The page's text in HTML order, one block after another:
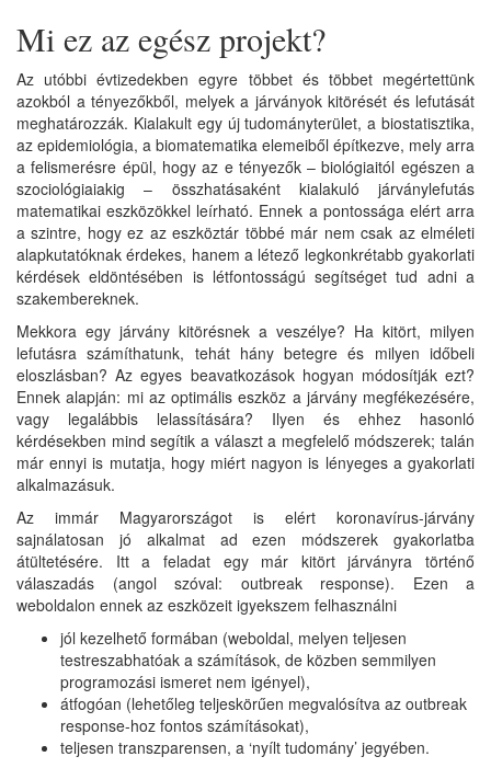
Mi ez az egész projekt?
Az utóbbi évtizedekben egyre többet és többet megértettünk
azokból a tényezőkből, melyek a járványok kitörését és lefutását
meghatározzák. Kialakult egy új tudományterület, a biostatisztika,
az epidemiológia, a biomatematika elemeiből építkezve, mely arra
a felismerésre épül, hogy az e tényezők – biológiaitól egészen a
szociológiaiakig – összhatásaként kialakuló járványlefutás
matematikai eszközökkel leírható. Ennek a pontossága elért arra
a szintre, hogy ez az eszköztár többé már nem csak az elméleti
alapkutatóknak érdekes, hanem a létező legkonkrétabb gyakorlati
kérdések eldöntésében is létfontosságú segítséget tud adni a
szakembereknek.
Mekkora egy járvány kitörésnek a veszélye? Ha kitört, milyen
lefutásra számíthatunk, tehát hány betegre és milyen időbeli
eloszlásban? Az egyes beavatkozások hogyan módosítják ezt?
Ennek alapján: mi az optimális eszköz a járvány megfékezésére,
vagy legalábbis lelassítására? Ilyen és ehhez hasonló
kérdésekben mind segítik a választ a megfelelő módszerek; talán
már ennyi is mutatja, hogy miért nagyon is lényeges a gyakorlati
alkalmazásuk.
Az immár Magyarországot is elért koronavírus-járvány
sajnálatosan jó alkalmat ad ezen módszerek gyakorlatba
átültetésére. Itt a feladat egy már kitört járványra történő
válaszadás (angol szóval: outbreak response). Ezen a
weboldalon ennek az eszközeit igyekszem felhasználni
jól kezelhető formában (weboldal, melyen teljesen
testreszabhatóak a számítások, de közben semmilyen
programozási ismeret nem igényel),
átfogóan (lehetőleg teljeskörűen megvalósítva az outbreak
response-hoz fontos számításokat),
teljesen transzparensen, a ‘nyílt tudomány’ jegyében.